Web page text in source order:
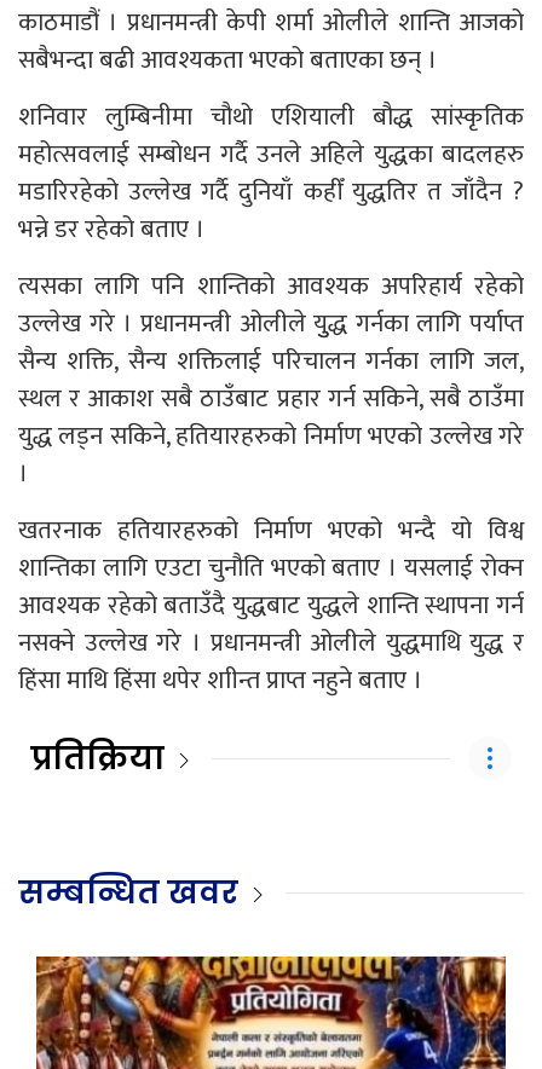
काठमाडौं । प्रधानमन्त्री केपी शर्मा ओलीले शान्ति आजको
सबैभन्दा बढी आवश्यकता भएको बताएका छन् ।
शनिवार लुम्बिनीमा चौथो एशियाली बौद्ध सांस्कृतिक
महोत्सवलाई सम्बोधन गर्दै उनले अहिले युद्धका बादलहरु
मडारिरहेको उल्लेख गर्दै दुनियाँ कहीँ युद्धतिर त जाँदैन ?
भन्ने डर रहेको बताए ।
त्यसका लागि पनि शान्तिको आवश्यक अपरिहार्य रहेको
उल्लेख गरे । प्रधानमन्त्री ओलीले युुद्ध गर्नका लागि पर्याप्त
सैन्य शक्ति, सैन्य शक्तिलाई परिचालन गर्नका लागि जल,
स्थल र आकाश सबै ठाउँबाट प्रहार गर्न सकिने, सबै ठाउँमा
युद्ध लड्न सकिने, हतियारहरुको निर्माण भएको उल्लेख गरे
।
खतरनाक हतियारहरुको निर्माण भएको भन्दै यो विश्व
शान्तिका लागि एउटा चुनौति भएको बताए । यसलाई रोक्न
आवश्यक रहेको बताउँदै युद्धबाट युद्धले शान्ति स्थापना गर्न
नसक्ने उल्लेख गरे । प्रधानमन्त्री ओलीले युद्धमाथि युद्ध र
हिंसा माथि हिंसा थपेर शाीन्त प्राप्त नहुने बताए ।
प्रतिक्रिया
सम्बन्धित खवर